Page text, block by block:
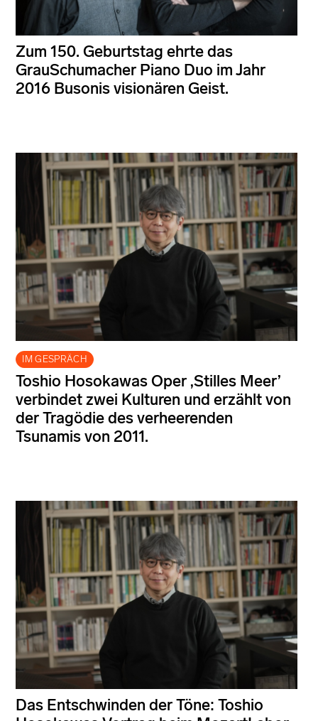
Zum 150. Geburtstag ehrte das
GrauSchumacher Piano Duo im Jahr
2016 Busonis visionären Geist.
IM GESPRÄCH
Toshio Hosokawas Oper ‚Stilles Meer’
verbindet zwei Kulturen und erzählt von
der Tragödie des verheerenden
Tsunamis von 2011.
Das Entschwinden der Töne: Toshio